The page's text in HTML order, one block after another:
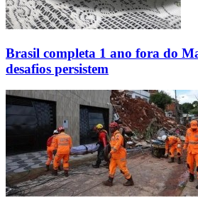
Brasil completa 1 ano fora do
desafios persistem